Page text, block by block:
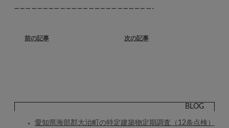
————————————————————————-
前の記事 次の記事
BLOG
愛知県海部郡大治町の特定建築物定期調査（12条点検）